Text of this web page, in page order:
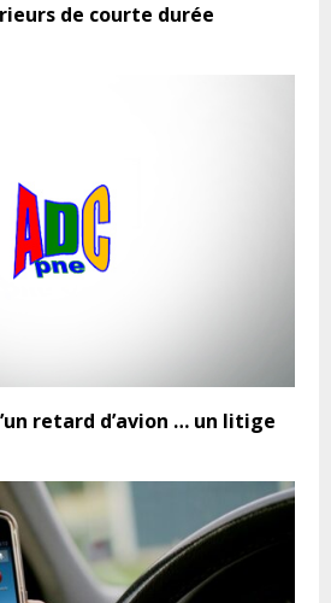
de courte durée
retard d’avion … un litige